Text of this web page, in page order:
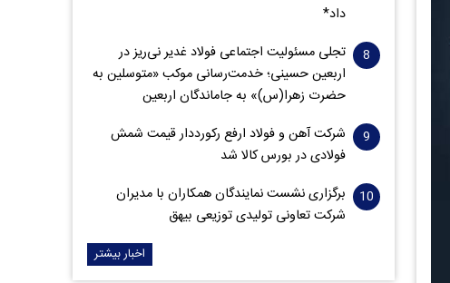
داد*
تجلی مسئولیت اجتماعی فولاد غدیر نی‌ریز در
اربعین حسینی؛ خدمت‌رسانی موکب «متوسلین به
حضرت زهرا(س)» به جاماندگان اربعین
شرکت آهن و فولاد ارفع رکورددار قیمت شمش
فولادی در بورس کالا شد
برگزاری نشست نمایندگان همکاران با مدیران
شرکت تعاونی تولیدی توزیعی بیهق
اخبار بیشتر